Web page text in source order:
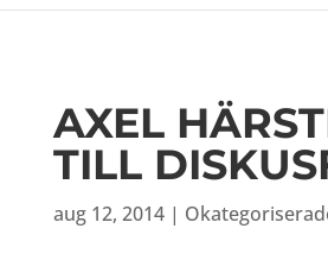
AXEL
TILL
aug 12, 2014|